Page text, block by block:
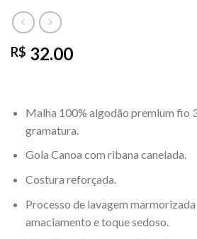
R$ 32.00
Malha 100% algodão premium fio
gramatura.
Gola Canoa com ribana canelada.
Costura reforçada.
Processo de lavagem
amaciamento e toque sedoso.